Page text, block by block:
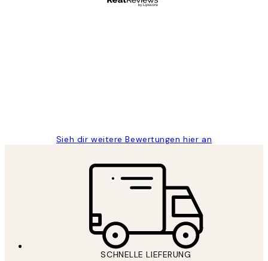
Sieh dir weitere Bewertungen hier an
SCHNELLE LIEFERUNG